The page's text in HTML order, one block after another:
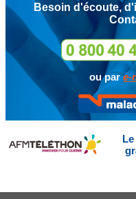
Besoin d'écoute,
ou pare-